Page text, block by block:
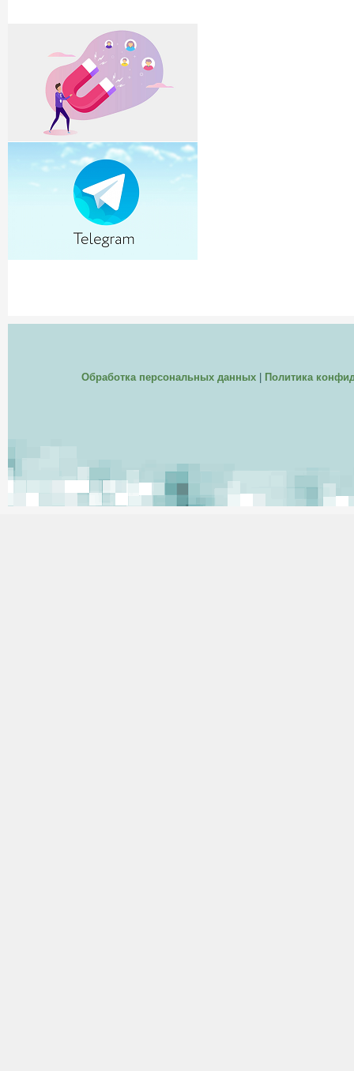
Обработка персональных данных| Политика